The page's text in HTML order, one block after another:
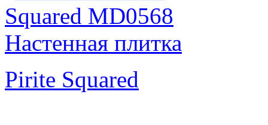
Pirite Squared